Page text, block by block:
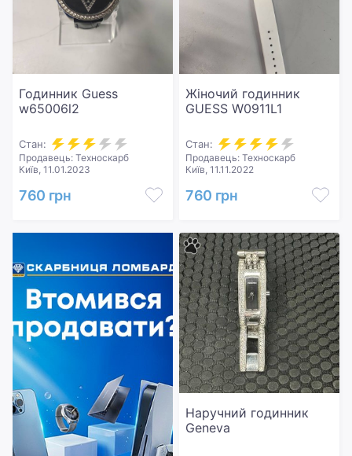
Годинник Guess
w65006l2
Стан:
Продавець: Техноскарб
Київ, 11.01.2023
760 грн
Жіночий годинник
GUESS W0911L1
Стан:
Продавець: Техноскарб
Київ, 11.11.2022
760 грн
Наручний годинник
Geneva